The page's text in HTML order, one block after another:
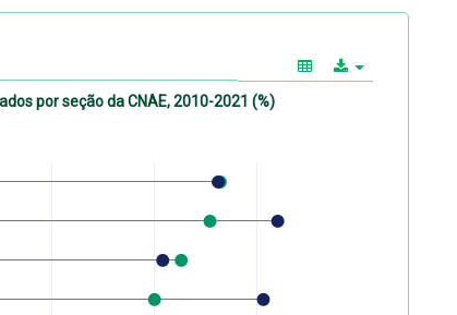
por seção da CNAE, 2010-2021 (%)